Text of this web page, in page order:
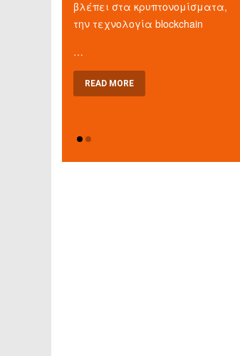
βλέπει στα κρυπτονομίσματα,
την τεχνολογία blockchain
…
READ MORE